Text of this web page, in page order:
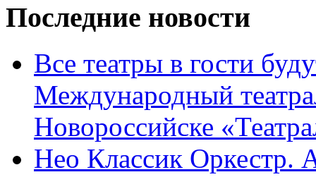
Последние новости
Все театры в гости
Международный
Новороссийске
Нео Классик Оркестр.